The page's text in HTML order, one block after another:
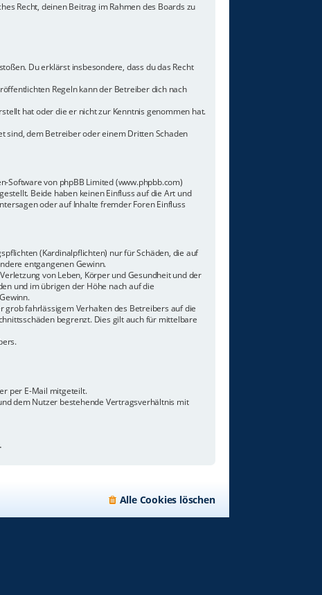
Recht, deinen Beitrag im Rahmen des Boards zu
Du erklärst insbesondere, dass du das Recht
Regeln kann der Betreiber dich nach
hat oder die er nicht zur Kenntnis genommen hat.
sind, dem Betreiber oder einem Dritten Schaden
Software von phpBB Limited (www.phpbb.com)
Beide haben keinen Einfluss auf die Art und
oder auf Inhalte fremder Foren Einfluss
(Kardinalpflichten) nur für Schäden, die auf
entgangenen Gewinn.
von Leben, Körper und Gesundheit und der
und im übrigen der Höhe nach auf die
fahrlässigem Verhalten des Betreibers auf die
begrenzt. Dies gilt auch für mittelbare
per E-Mail mitgeteilt.
dem Nutzer bestehende Vertragsverhältnis mit
Alle Cookies löschen